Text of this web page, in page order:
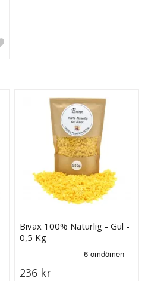
Bivax 100% Naturlig - Gul -
0,5 Kg
236 kr